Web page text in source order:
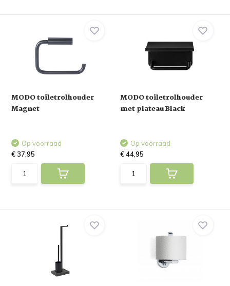
MODO toiletrolhouder
Magnet
Op voorraad
€ 37,95
MODO toiletrolhouder
met plateau Black
Op voorraad
€ 44,95